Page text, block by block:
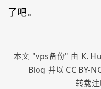
了吧。
本文 "vps备份" 由 K.
Blog 并以 CC BY-
转载